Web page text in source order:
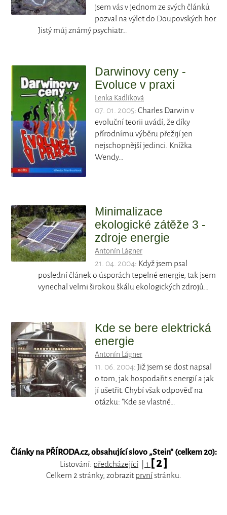
jsem vás v jednom ze svých článků
pozval na výlet do Doupovských hor.
Jistý můj známý psychiatr…
Darwinovy ceny -
Evoluce v praxi
Lenka Kadlíková
07. 01. 2005: Charles Darwin v
evoluční teorii uvádí, že díky
přírodnímu výběru přežijí jen
nejschopnější jedinci. Knížka
Wendy…
Minimalizace
ekologické zátěže 3 -
zdroje energie
Antonín Lágner
21. 04. 2004: Když jsem psal
poslední článek o úsporách tepelné energie, tak jsem
vynechal velmi širokou škálu ekologických zdrojů…
Kde se bere elektrická
energie
Antonín Lágner
11. 06. 2004: Již jsem se dost napsal
o tom, jak hospodařit s energií a jak
jí ušetřit. Chybí však odpověď na
otázku: "Kde se vlastně…
Články na PŘÍRODA.cz, obsahující slovo „Stein“ (celkem 20):
Listování: předcházející 1 [ 2 ]
Celkem 2 stránky, zobrazitprvnístránku.